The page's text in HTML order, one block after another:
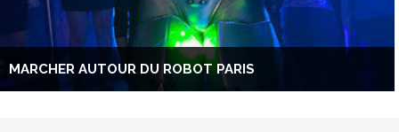
MARCHER AUTOUR DU ROBOT PARIS